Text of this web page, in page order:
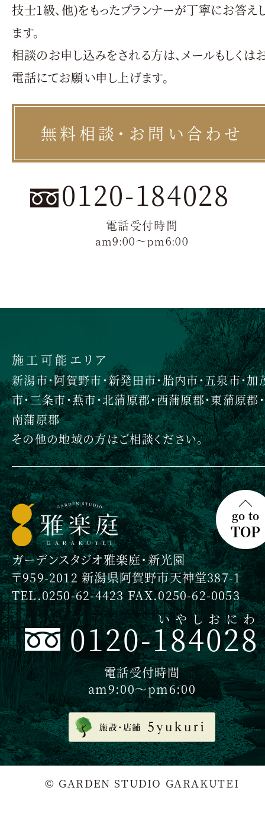
技士1級、他)をもったプランナーが丁寧にお答え
ます。
相談のお申し込みをされる方は、メールもしくは
電話にてお願い申し上げます。
無料相談・お問い合わせ
0120-184028
電話受付時間
am9:00〜pm6:00
施工可能エリア
新潟市・阿賀野市・新発田市・胎内市・五泉市・加
市・三条市・燕市・北蒲原郡・西蒲原郡・東蒲原郡・
南蒲原郡
その他の地域の方はご相談ください。
ガーデンスタジオ雅楽庭・新光園
〒959-2012 新潟県阿賀野市天神堂387-1
TEL.0250-62-4423 FAX.0250-62-0053
0120-184028
いやしおにわ
電話受付時間
am9:00〜pm6:00
go to
TOP
© GARDEN STUDIO GARAKUTEI